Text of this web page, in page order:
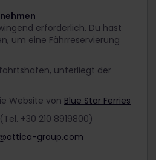
erforderlich. Du hast
um eine Fährreservierung
unterliegt der
Website von Blue Star Ferries
+30 210 8919800)
group.com